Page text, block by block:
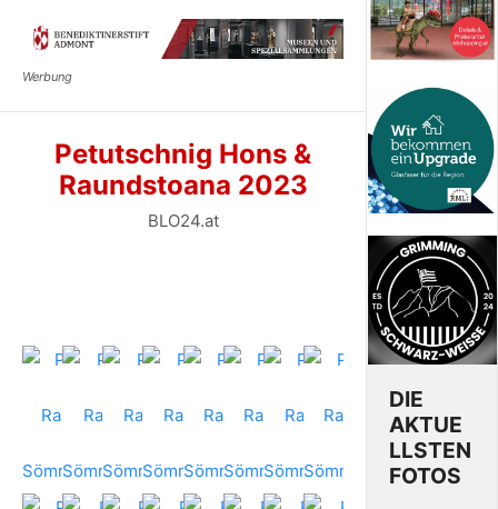
Petutschnig Hons &
Raundstoana 2023
BLO24.at
DIE
AKTUE
LLSTEN
FOTOS